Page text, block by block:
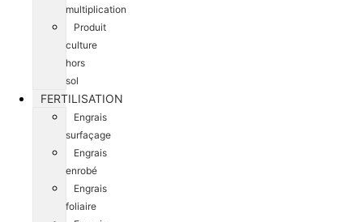
multiplication
Produit
culture
hors
sol
FERTILISATION
Engrais
surfaçage
Engrais
enrobé
Engrais
foliaire